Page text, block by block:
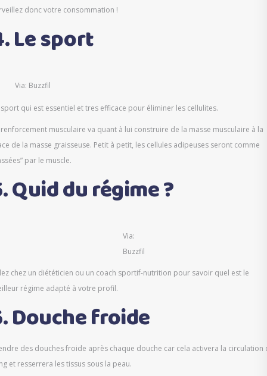
donc votre consommation !
Le sport
Via: Buzzfil
qui est essentiel et tres efficace pour éliminer les cellulites.
musculaire va quant à lui construire de la masse musculaire à la
de la masse graisseuse. Petit à petit, les cellules adipeuses seront comme
par le muscle.
Quid du régime ?
Via:
Buzzfil
chez un diététicien ou un coach sportif-nutrition pour savoir quel est le
régime adapté à votre profil.
Douche froide
des douches froide après chaque douche car cela activera la circulation
et resserrera les tissus sous la peau.